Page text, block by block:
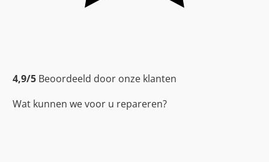
4,9/5 Beoordeeld door onze klanten
Wat kunnen we voor u repareren?